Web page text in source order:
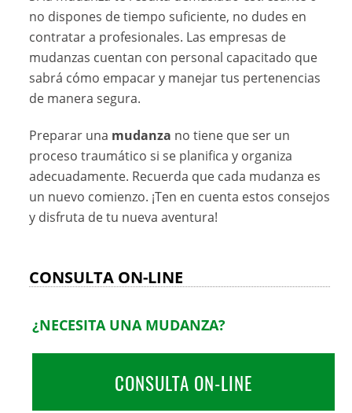
no dispones de tiempo suficiente, no dudes en
contratar a profesionales. Las empresas de
mudanzas cuentan con personal capacitado que
sabrá cómo empacar y manejar tus pertenencias
de manera segura.
Preparar una mudanza no tiene que ser un
proceso traumático si se planifica y organiza
adecuadamente. Recuerda que cada mudanza es
un nuevo comienzo. ¡Ten en cuenta estos consejos
y disfruta de tu nueva aventura!
CONSULTA ON-LINE
¿NECESITA UNA MUDANZA?
CONSULTA ON-LINE